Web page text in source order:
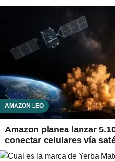
AMAZON LEO
Amazon planea lanzar
conectar celulares vía